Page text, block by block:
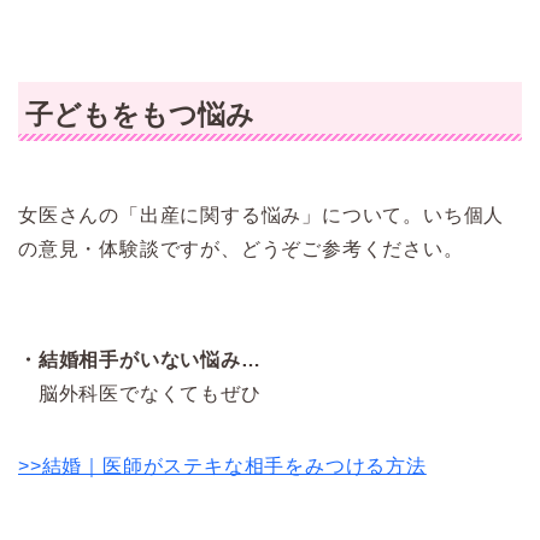
子どもをもつ悩み
女医さんの「出産に関する悩み」について。いち個人
の意見・体験談ですが、どうぞご参考ください。
・結婚相手がいない悩み…
脳外科医でなくてもぜひ
>>結婚｜医師がステキな相手をみつける方法